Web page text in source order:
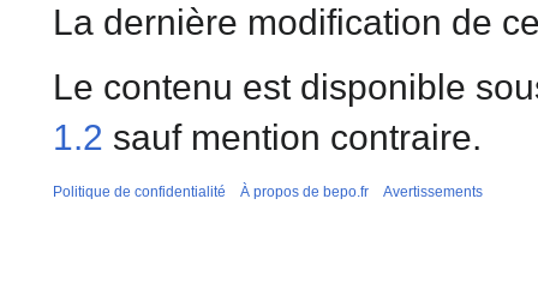
La dernière modification de
Le contenu est disponible
1.2 sauf mention contraire.
Politique de confidentialité À propos de bepo.fr Avertissements